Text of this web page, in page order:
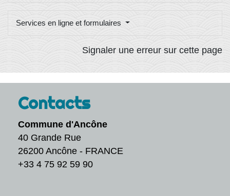
Services en ligne et formulaires
Signaler une erreur sur cette page
Contacts
Commune d'Ancône
40 Grande Rue
26200 Ancône - FRANCE
+33 4 75 92 59 90